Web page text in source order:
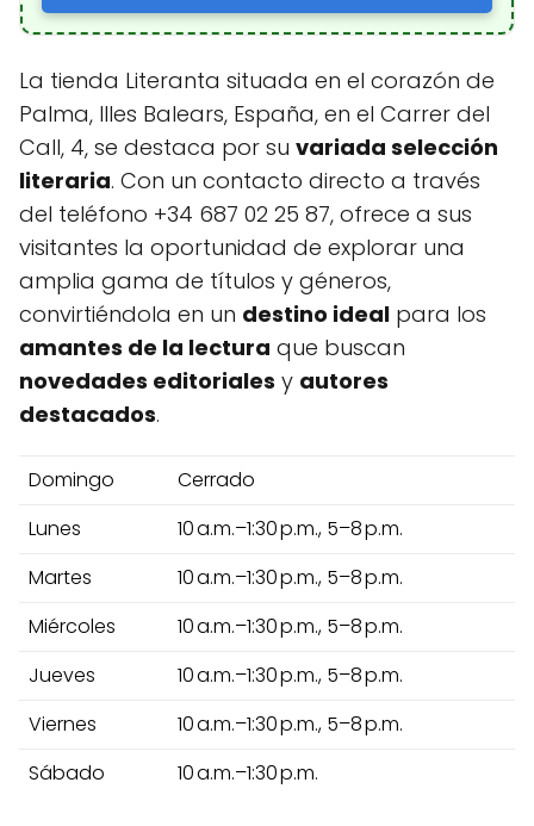
La tienda Literanta situada en el corazón de
Palma, Illes Balears, España, en el Carrer del
Call, 4, se destaca por su variada selección
literaria. Con un contacto directo a través
del teléfono +34 687 02 25 87, ofrece a sus
visitantes la oportunidad de explorar una
amplia gama de títulos y géneros,
convirtiéndola en un destino ideal para los
amantes de la lectura que buscan
novedades editoriales y autores
destacados.
Domingo
Cerrado
Lunes
10 a.m.–1:30 p.m., 5–8 p.m.
Martes
10 a.m.–1:30 p.m., 5–8 p.m.
Miércoles
10 a.m.–1:30 p.m., 5–8 p.m.
Jueves
10 a.m.–1:30 p.m., 5–8 p.m.
Viernes
10 a.m.–1:30 p.m., 5–8 p.m.
Sábado
10 a.m.–1:30 p.m.